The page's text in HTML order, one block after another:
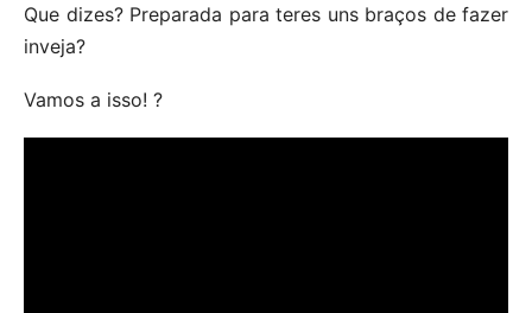
Que dizes? Preparada para teres uns braços de fazer
inveja?
Vamos a isso! ?